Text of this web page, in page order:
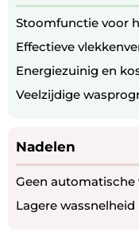
Stoomfunctie voor
Effectieve
Energiezuinig en
Veelzijdige
Nadelen
Geen
Lagere wassnelheid